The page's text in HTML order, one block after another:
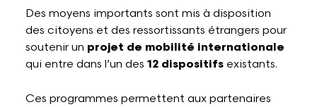
Des moyens importants sont mis à disposition
des citoyens et des ressortissants étrangers pour
soutenir un projet de mobilité internationale
qui entre dans l’un des 12 dispositifs existants.
Ces programmes permettent aux partenaires